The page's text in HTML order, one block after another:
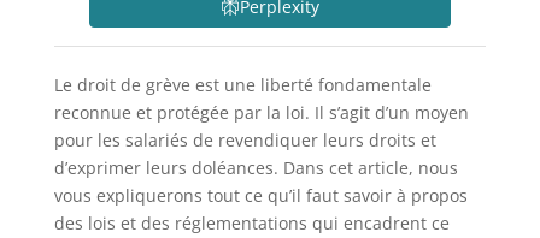
Perplexity
Le droit de grève est une liberté fondamentale
reconnue et protégée par la loi. Il s’agit d’un moyen
pour les salariés de revendiquer leurs droits et
d’exprimer leurs doléances. Dans cet article, nous
vous expliquerons tout ce qu’il faut savoir à propos
des lois et des réglementations qui encadrent ce